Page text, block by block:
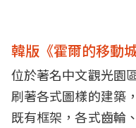
韓版《霍爾的移動
位於著名中文觀光園
刷著各式圖樣的建築
既有框架，各式齒輪